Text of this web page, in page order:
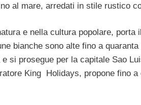
al mare, arredati in stile rustico
e nella cultura popolare,
bianche sono alte fino a
si prosegue per la capitale Sao
King Holidays, propone fino